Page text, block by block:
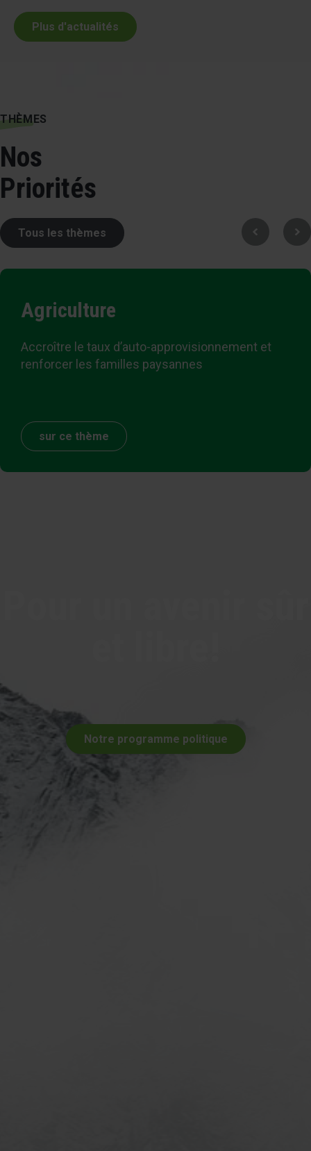
Plus d'actualités
THÈMES
Nos
Priorités
Tous les thèmes
Agriculture
Accroître le taux d’auto-approvisionnement et
renforcer les familles paysannes
sur ce thème
Notre programme politique